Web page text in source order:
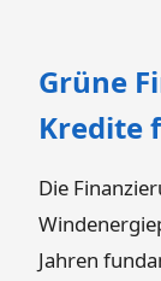
Grüne
Kredite
Die
Jahren